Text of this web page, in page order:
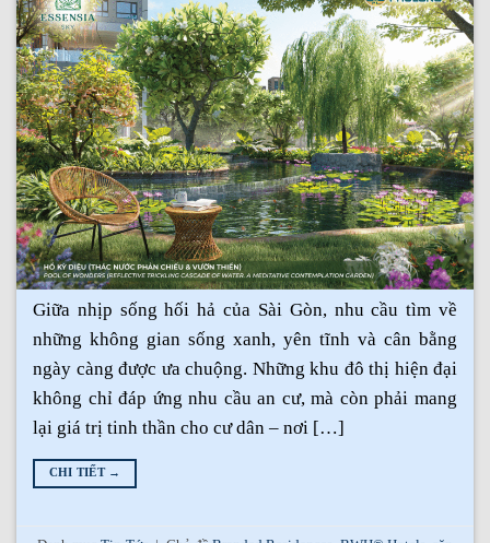
Giữa nhịp sống hối hả của Sài Gòn, nhu cầu tìm về
những không gian sống xanh, yên tĩnh và cân bằng
ngày càng được ưa chuộng. Những khu đô thị hiện đại
không chỉ đáp ứng nhu cầu an cư, mà còn phải mang
lại giá trị tinh thần cho cư dân – nơi […]
CHI TIẾT →